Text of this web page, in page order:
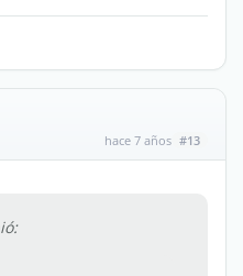
hace 7 años #13